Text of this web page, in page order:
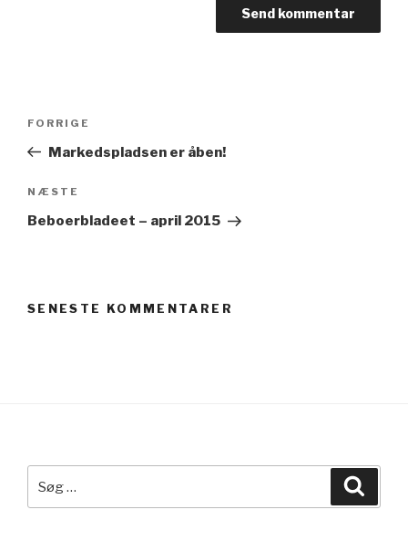
Forrige
indlæg
FORRIGE
Markedspladsen er åben!
Næste
indlæg
NÆSTE
Beboerbladeet – april 2015
SENESTE KOMMENTARER
efter: